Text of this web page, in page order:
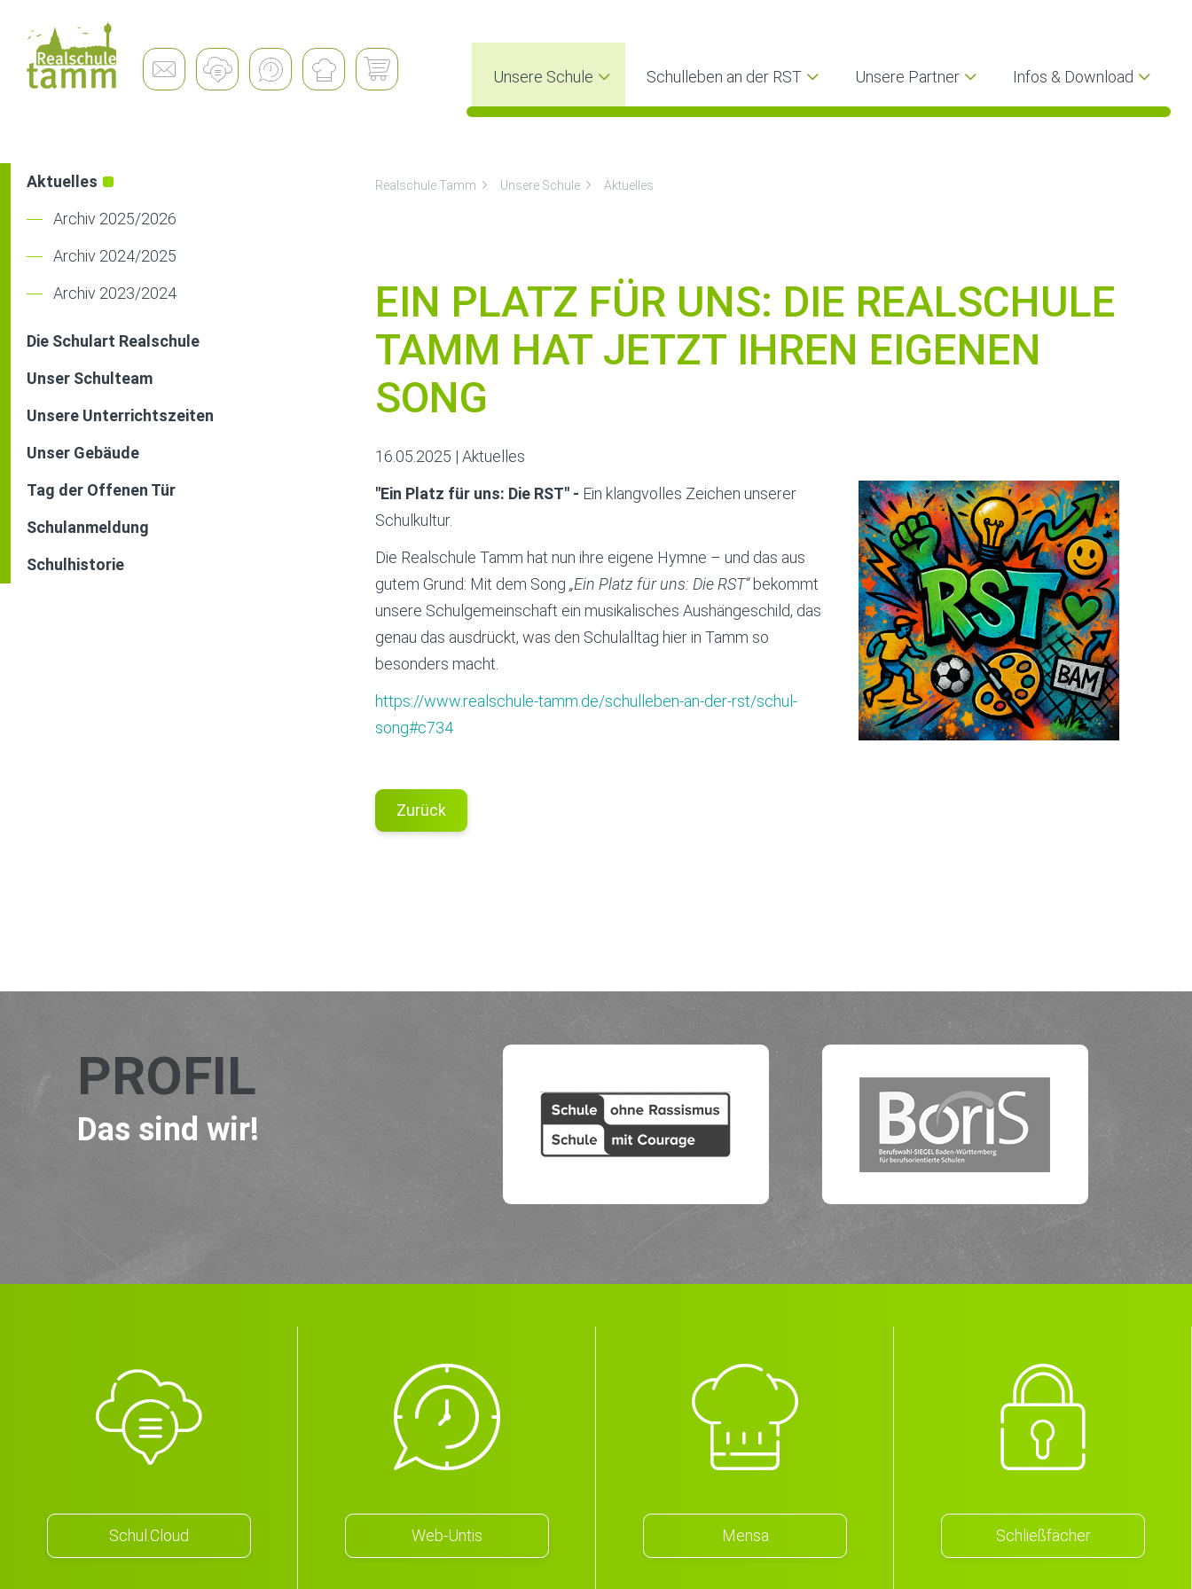
Unsere Schule Schulleben an der RST Unsere Partner Infos & Download
Unsere Schule
Aktuelles
Archiv 2025/2026
Archiv 2024/2025
Archiv 2023/2024
Die Schulart Realschule
Unser Schulteam
Unsere Unterrichtszeiten
Unser Gebäude
Tag der Offenen Tür
Schulanmeldung
Schulhistorie
Realschule Tamm Unsere Schule Aktuelles
EIN PLATZ FÜR UNS: DIE REALSCHULE
TAMM HAT JETZT IHREN EIGENEN
SONG
16.05.2025 |Aktuelles
"Ein Platz für uns: Die RST" - Ein klangvolles Zeichen unserer
Schulkultur.
Die Realschule Tamm hat nun ihre eigene Hymne – und das aus
gutem Grund: Mit dem Song„Ein Platz für uns: Die RST“bekommt
unsere Schulgemeinschaft ein musikalisches Aushängeschild, das
genau das ausdrückt, was den Schulalltag hier in Tamm so
besonders macht.
https://www.realschule-tamm.de/schulleben-an-der-rst/schul-
song#c734
Zurück
PROFIL
Das sind wir!
Schul.Cloud Web-Untis Mensa Schließfächer